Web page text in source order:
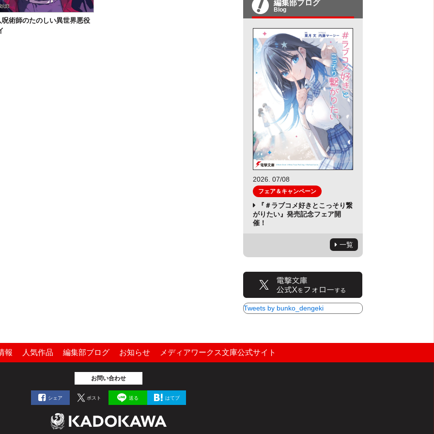
呪術師のたのしい異世界悪役
編集部ブログ
Blog
2026. 07/08
フェア＆キャンペーン
『＃ラブコメ好きとこっそり繋
がりたい』発売記念フェア開
催！
一覧
Tweets by bunko_dengeki
報 人気作品 編集部ブログ お知らせ メディアワークス文庫公式サイト
お問い合わせ
シェア ポスト 送る はてブ